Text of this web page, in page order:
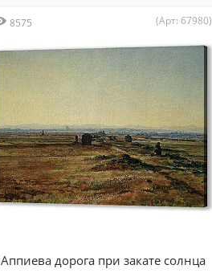
8575 (Арт: 67980)
Аппиева дорога при закате солнца